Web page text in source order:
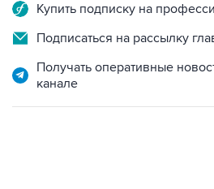
Купить подписку на
Подписаться на рассылку
Получать оперативные
канале